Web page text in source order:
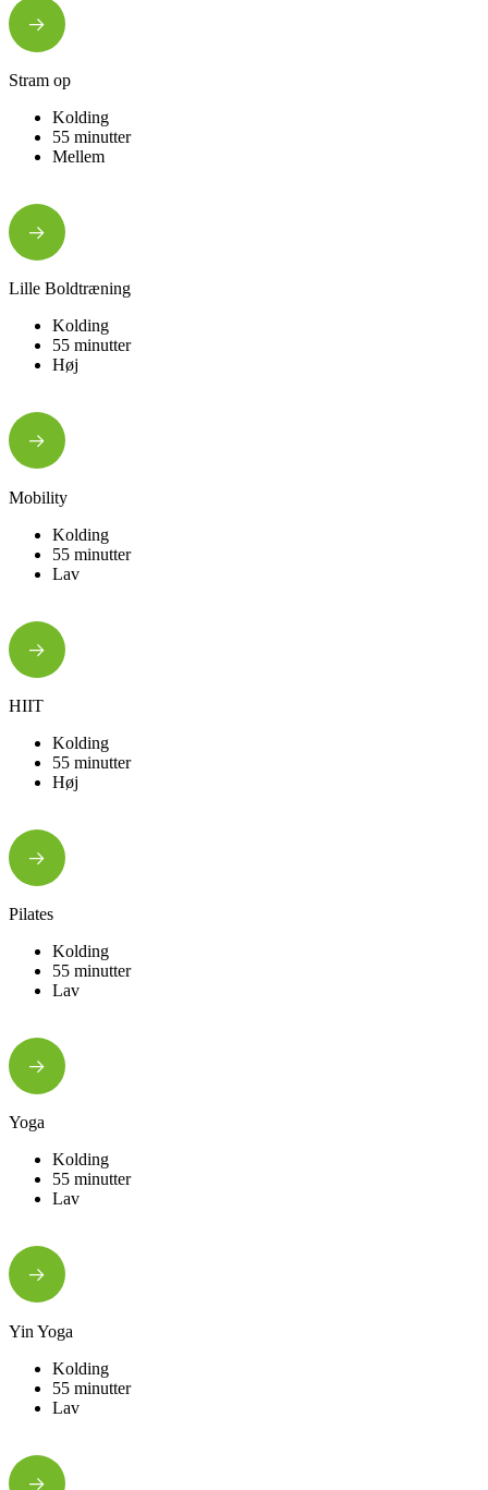
Stram op
Kolding
55 minutter
Mellem
Lille Boldtræning
Kolding
55 minutter
Høj
Mobility
Kolding
55 minutter
Lav
HIIT
Kolding
55 minutter
Høj
Pilates
Kolding
55 minutter
Lav
Yoga
Kolding
55 minutter
Lav
Yin Yoga
Kolding
55 minutter
Lav